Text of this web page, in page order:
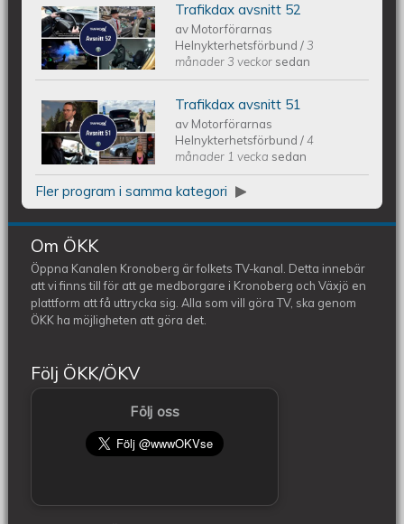
Trafikdax - Avsnitt 52
Trafikdax avsnitt 52
av Motorförarnas
Helnykterhetsförbund/3
månader 3 veckor sedan
Trafikdax - Avsnitt 51
Trafikdax avsnitt 51
av Motorförarnas
Helnykterhetsförbund/4
månader 1 vecka sedan
Fler program i samma kategori
Om ÖKK
Öppna Kanalen Kronoberg är folkets TV-kanal. Detta innebär
att vi finns till för att ge medborgare i Kronoberg och Växjö en
plattform att få uttrycka sig. Alla som vill göra TV, ska genom
ÖKK ha möjligheten att göra det.
Följ ÖKK/ÖKV
Följ oss